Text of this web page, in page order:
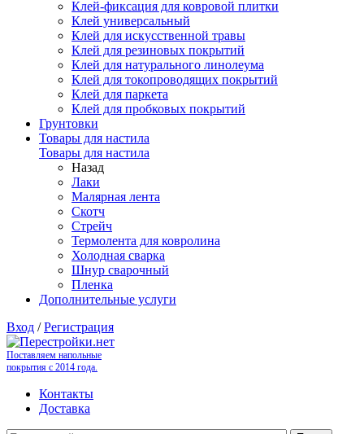
Клей-фиксация для ковровой плитки
Клей универсальный
Клей для искусственной травы
Клей для резиновых покрытий
Клей для натурального линолеума
Клей для токопроводящих покрытий
Клей для паркета
Клей для пробковых покрытий
Грунтовки
Товары для настила
Товары для настила
Назад
Лаки
Малярная лента
Скотч
Стрейч
Термолента для ковролина
Холодная сварка
Шнур сварочный
Пленка
Дополнительные услуги
Вход /Регистрация
Поставляем напольные
покрытия с 2014 года.
Контакты
Доставка